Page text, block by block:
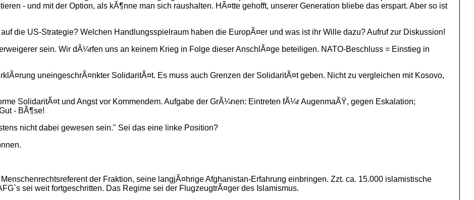
- und mit der Option, als kÃ¶nne man sich raushalten. HÃ¤tte gehofft, unserer Generation bliebe das erspart. Aber so ist
die US-Strategie? Welchen Handlungsspielraum haben die EuropÃ¤er und was ist ihr Wille dazu? Aufruf zur Diskussion!
sein. Wir dÃ¼rfen uns an keinem Krieg in Folge dieser AnschlÃ¤ge beteiligen. NATO-Beschluss = Einstieg in
uneingeschrÃ¤nkter SolidaritÃ¤t. Es muss auch Grenzen der SolidaritÃ¤t geben. Nicht zu vergleichen mit Kosovo,
SolidaritÃ¤t und Angst vor Kommendem. Aufgabe der GrÃ¼nen: Eintreten fÃ¼r AugenmaÃŸ, gegen Eskalation;
- BÃ¶se!
nicht dabei gewesen sein." Sei das eine linke Position?
der Fraktion, seine langjÃ¤hrige Afghanistan-Erfahrung einbringen. Zzt. ca. 15.000 islamistische
sei weit fortgeschritten. Das Regime sei der FlugzeugtrÃ¤ger des Islamismus.